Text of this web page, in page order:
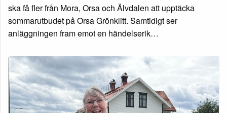
ska få fler från Mora, Orsa och Älvdalen att upptäcka
sommarutbudet på Orsa Grönklitt. Samtidigt ser
anläggningen fram emot en händelserik…